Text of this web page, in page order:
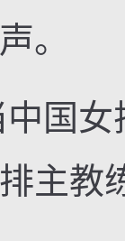
。
女
主教